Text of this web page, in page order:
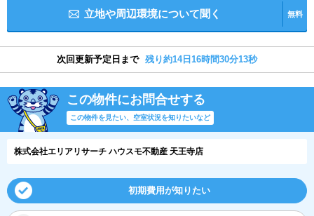
立地や周辺環境について聞く 無料
次回更新予定日まで 残り約14日16時間30分13秒
この物件にお問合せする
この物件を見たい、空室状況を知りたいなど
株式会社エリアリサーチ ハウスモ不動産 天王寺店
初期費用が知りたい